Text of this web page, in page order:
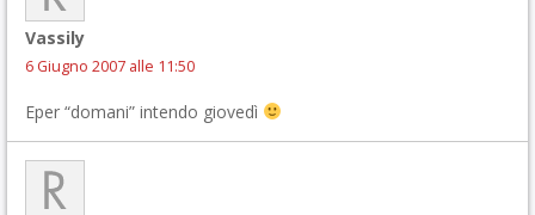
Vassily
6 Giugno 2007 alle 11:50
Eper “domani” intendo giovedì